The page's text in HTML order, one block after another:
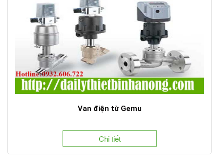
Van điện từ Gemu
Chi tiết